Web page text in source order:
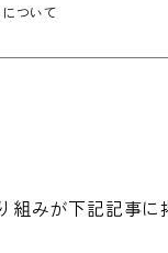
ついて
みが下記記事に